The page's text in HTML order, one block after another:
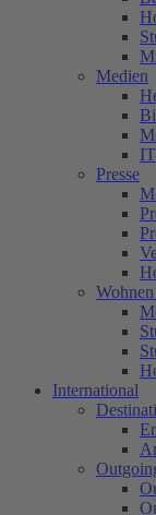
Medien
Presse
International